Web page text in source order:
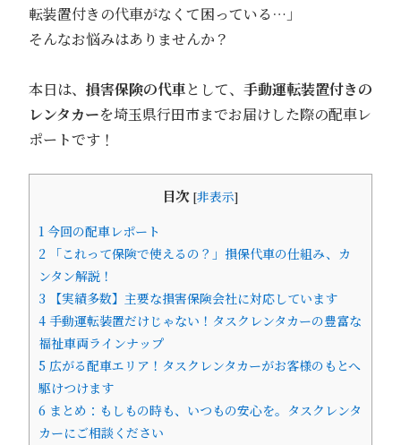
転装置付きの代車がなくて困っている…」
そんなお悩みはありませんか？
本日は、 損害保険の代車として、 手動運転装置付きの
レンタカーを埼玉県行田市までお届けした際の配車レ
ポートです！
目次 [非表示]
1 今回の配車レポート
2 「これって保険で使えるの？」損保代車の仕組み、カ
ンタン解説！
3 【実績多数】主要な損害保険会社に対応しています
4 手動運転装置だけじゃない！タスクレンタカーの豊富な
福祉車両ラインナップ
5 広がる配車エリア！タスクレンタカーがお客様のもとへ
駆けつけます
6 まとめ：もしもの時も、いつもの安心を。タスクレンタ
カーにご相談ください